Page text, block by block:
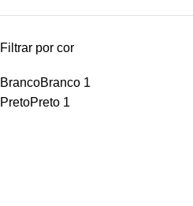
Filtrar por cor
BrancoBranco 1
PretoPreto 1